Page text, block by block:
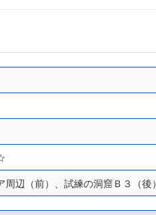
周辺（前）、試練の洞窟Ｂ３（後）